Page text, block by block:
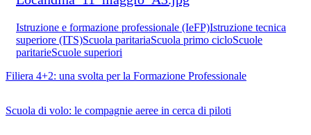
Istruzione e formazione professionale (IeFP)Istruzione tecnica
superiore (ITS)Scuola paritariaScuola primo cicloScuole
paritarieScuole superiori
Filiera 4+2: una svolta per la Formazione Professionale
Scuola di volo: le compagnie aeree in cerca di piloti